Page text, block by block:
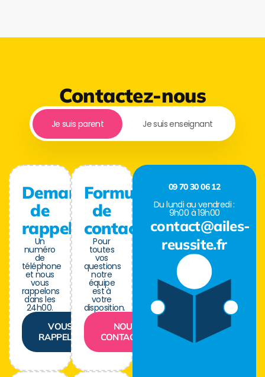
Contactez-nous
Je suis parent Je suis enseignant
Demande
de
rappel
Un
numéro
de
téléphone
et nous
vous
rappelons
dans les
24h00.
VOUS
RAPPELER
Formulaire
de
contact
Pour
toutes
vos
questions
notre
équipe
est à
votre
disposition.
NOUS
CONTACTER
09 70 30 06 12
Du lundi au vendredi :
9h00 à 19h00
contact@ailes-
reussite.fr